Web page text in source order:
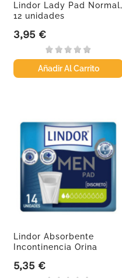
Lindor Lady Pad Normal,
12 unidades
Precio
3,95 €
Añadir Al Carrito
Lindor Absorbente
Incontinencia Orina
Precio
5,35 €